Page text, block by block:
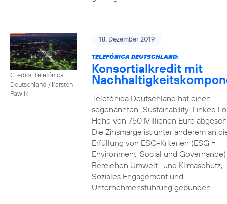
Credits: Telefónica
Deutschland / Karsten
Pawlik
18. Dezember 2019
TELEFÓNICA DEUTSCHLAND:
Konsortialkredit mit
Telefónica Deutschland hat einen
sogenannten „Sustainability-Linked
Höhe von 750 Millionen Euro
Die Zinsmarge ist unter anderem an
Erfüllung von ESG-Kriterien (ESG =
Environment, Social und
Bereichen Umwelt- und Klimaschutz,
Soziales Engagement und
Unternehmensführung gebunden.